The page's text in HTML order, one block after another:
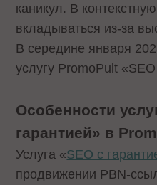
каникул. В
вкладываться из-за
В середине января
услугу PromoPult
Особенности
гарантией» в
Услуга «SEO с
продвижении PBN-